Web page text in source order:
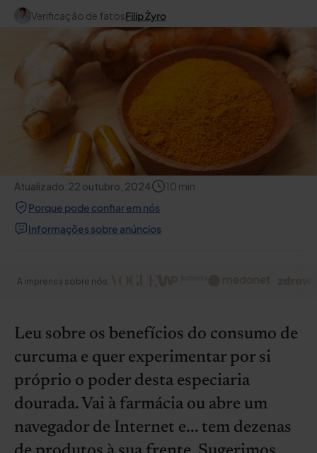
Verificação de fatosFilip Żyro
Atualizado:22 outubro, 2024 10 min
Porque pode confiar em nós
Informações sobre anúncios
A imprensa sobre nós:
Leu sobre os benefícios do consumo de
curcuma e quer experimentar por si
próprio o poder desta especiaria
dourada. Vai à farmácia ou abre um
navegador de Internet e... tem dezenas